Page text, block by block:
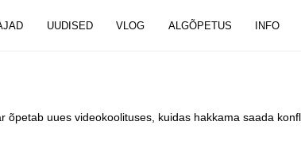
UUDISED VLOG ALGÕPETUS INFO
uues videokoolituses, kuidas hakkama saada